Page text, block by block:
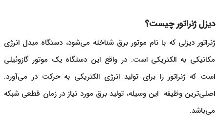
دیزل ژنراتور چیست؟
ژنراتور دیزلی که با نامموتور برقشناخته می‌شود، دستگاه مبدل انرژی
مکانیکی به الکتریکی است. در واقع این دستگاه یک موتور گازوئیلی
است که ژنراتور را برای تولید انرژی الکتریکی به حرکت در می‌آورد.
اصلی‌ترین وظیفه این وسیله، تولید برق مورد نیاز در زمان قطعی شبکه
می‌باشد.